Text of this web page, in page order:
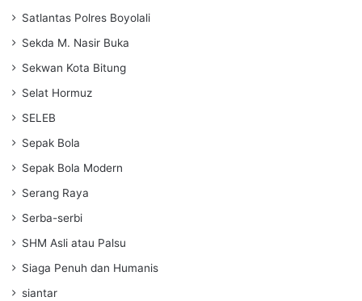
Satlantas Polres Boyolali
Sekda M. Nasir Buka
Sekwan Kota Bitung
Selat Hormuz
SELEB
Sepak Bola
Sepak Bola Modern
Serang Raya
Serba-serbi
SHM Asli atau Palsu
Siaga Penuh dan Humanis
siantar